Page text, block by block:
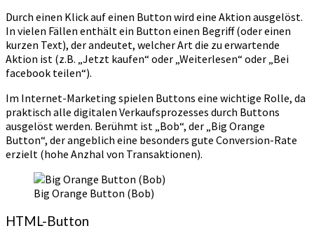
Durch einen Klick auf einen Button wird eine Aktion ausgelöst.
In vielen Fällen enthält ein Button einen Begriff (oder einen
kurzen Text), der andeutet, welcher Art die zu erwartende
Aktion ist (z.B. „Jetzt kaufen“ oder „Weiterlesen“ oder „Bei
facebook teilen“).
Im Internet-Marketing spielen Buttons eine wichtige Rolle, da
praktisch alle digitalen Verkaufsprozesses durch Buttons
ausgelöst werden. Berühmt ist „Bob“, der „Big Orange
Button“, der angeblich eine besonders gute Conversion-Rate
erzielt (hohe Anzhal von Transaktionen).
Big Orange Button (Bob)
HTML-Button